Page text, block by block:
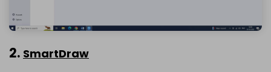
2. SmartDraw